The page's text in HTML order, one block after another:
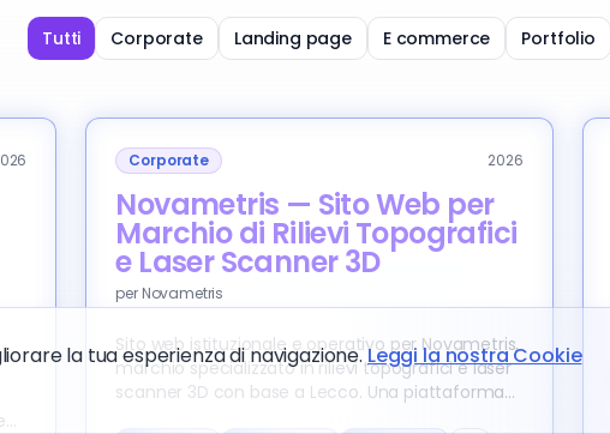
Tutti Corporate Landing page E commerce Portfolio
Corporate 2026
Novametris — Sito Web per
Marchio di Rilievi Topografici
e Laser Scanner 3D
per Novametris
Sito web istituzionale e operativo per Novametris,
marchio specializzato in rilievi topografici e laser
scanner 3D con base a Lecco. Una piattaforma
la tua esperienza di navigazione. Leggi la nostra Cookie